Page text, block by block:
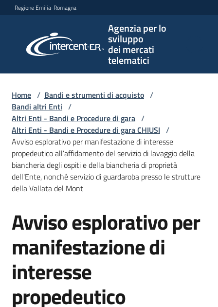
Vai al contenuto
Vai alla navigazione
Vai al footer
Regione Emilia-Romagna
Agenzia per lo
sviluppo
dei mercati
telematici
per lo
sviluppo
telematici
L'Agenzia
Bandi
e
di
acquisto
Supporto
Piattaforme
Home / Bandi e strumenti di acquisto /
Bandi altri Enti /
Altri Enti - Bandi e Procedure di gara /
Altri Enti - Bandi e Procedure di gara CHIUSI /
Avviso esplorativo per manifestazione di interesse
propedeutico all’affidamento del servizio di lavaggio della
biancheria degli ospiti e della biancheria di proprietà
dell'Ente, nonché servizio di guardaroba presso le strutture
della Vallata del Mont
Salta al contenuto
Avviso esplorativo per
manifestazione di
interesse
propedeutico